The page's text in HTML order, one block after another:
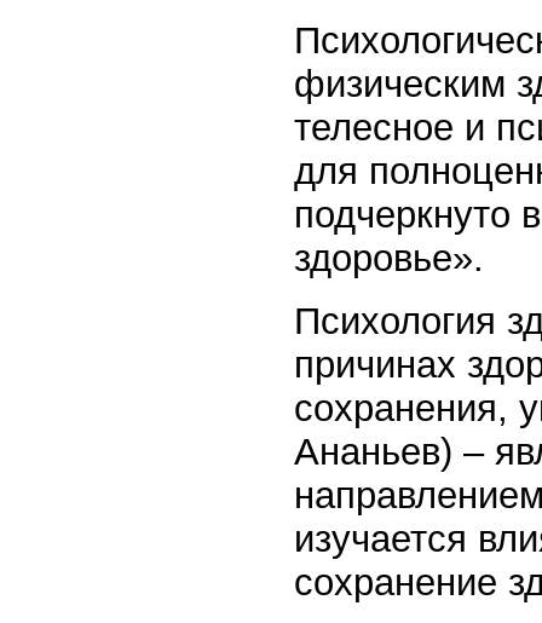
физическим
телесное и
для
подчеркнуто
здоровье».
Психология
причинах
сохранения,
Ананьев) –
изучается
сохранение